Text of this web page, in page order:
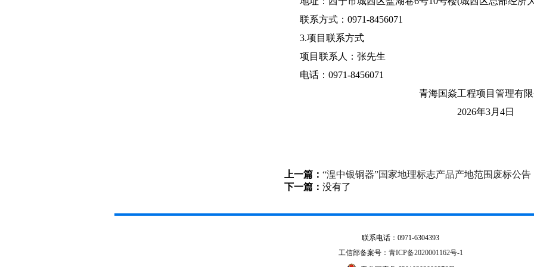
联系方式： 0971-8456071
3.项目联系方式
项目联系人：张先生
电话： 0971-8456071
青海国焱工程项目管理有限
2026年3月4日
上一篇： “湟中银铜器”国家地理标志产品产地范围废标公告
下一篇： 没有了
联系电话：0971-6304393
工信部备案号： 青ICP备2020001162号-1